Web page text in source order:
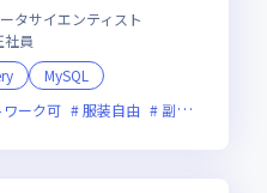
タサイエンティスト
社員
MySQL
ワーク可 服装自由 副業可